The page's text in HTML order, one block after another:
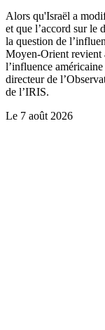
Alors qu'Israël a
et que l’accord sur le
la question de
Moyen-Orient revient
l’influence
directeur de
de l’IRIS.
Le 7 août 2026